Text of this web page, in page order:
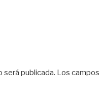
será publicada. Los campos